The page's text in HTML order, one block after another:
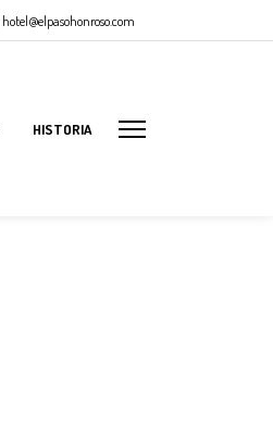
hotel@elpasohonroso.com
HISTORIA